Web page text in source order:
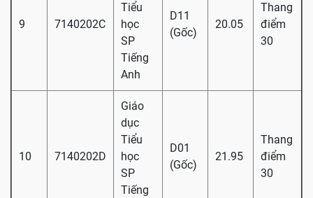
9 7140202C
Tiểu
học
SP
Tiếng
Anh
D11
(Gốc)
20.05
Thang
điểm
30
10 7140202D
Giáo
dục
Tiểu
học
SP
Tiếng
D01
(Gốc)
21.95
Thang
điểm
30